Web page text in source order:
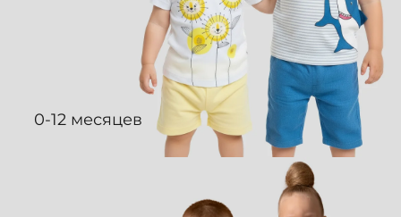
0-12 месяцев